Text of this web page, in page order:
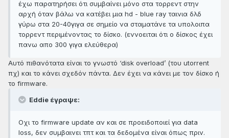
έχω παρατηρήσει ότι συμβαίνει μόνο στα τορρεντ στην
αρχή όταν βάλω να κατέβει μια hd - blue ray ταινια δλδ
γύρω στα 20-40γιγα σε σημείο να σταματάνε τα υπολοιπα
τορρεντ περιμένοντας το δίσκο. (εννοειται ότι ο δίσκος έχει
πανω απο 300 γιγα ελεύθερα)
Αυτό πιθανότατα είναι το γνωστό ‘disk overload’ (του utorrent
πχ) και το κάνει σχεδόν πάντα. Δεν έχει να κάνει με τον δίσκο ή
το firmware.
Eddie έγραψε:
Οχι το firmware update αν και σε προειδοποιεί για data
loss, δεν συμβαινει τπτ και τα δεδομένα είναι όπως πριν.